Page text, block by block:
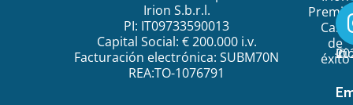
Irion S.b.r.l.
PI: IT09733590013
Capital Social: € 200.000 i.v.
Facturación electrónica: SUBM70N
REA:TO-1076791
Caso
de
éxito
©